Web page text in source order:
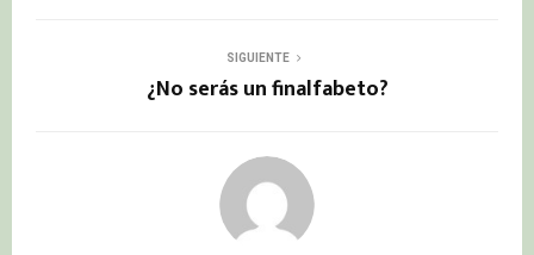
SIGUIENTE
¿No serás un finalfabeto?